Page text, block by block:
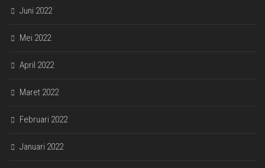
Juni 2022
Mei 2022
April 2022
Maret 2022
Februari 2022
Januari 2022